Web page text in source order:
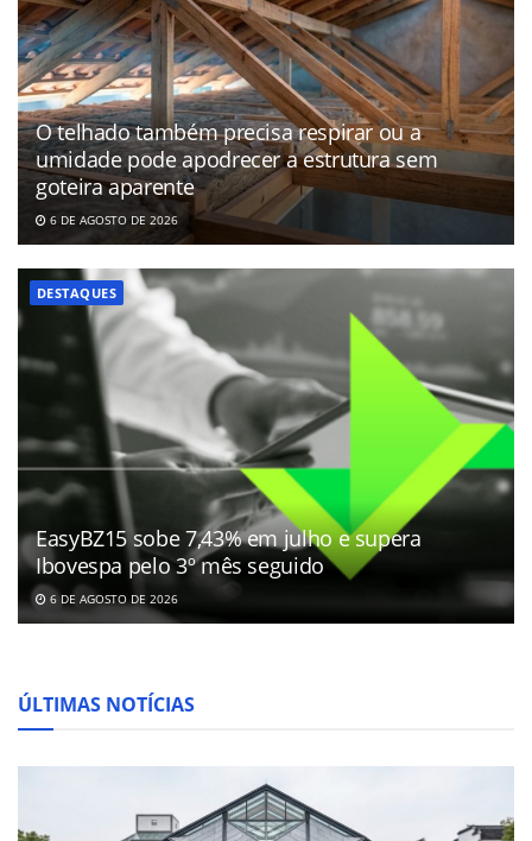
O telhado também precisa respirar ou a
umidade pode apodrecer a estrutura sem
goteira aparente
6 DE AGOSTO DE 2026
DESTAQUES
EasyBZ15 sobe 7,43% em julho e supera
Ibovespa pelo 3º mês seguido
6 DE AGOSTO DE 2026
ÚLTIMAS NOTÍCIAS